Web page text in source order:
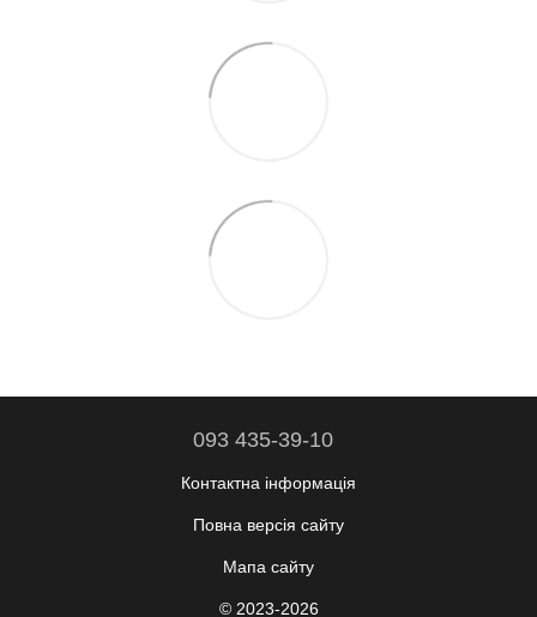
093 435-39-10
Контактна інформація
Повна версія сайту
Мапа сайту
© 2023-2026